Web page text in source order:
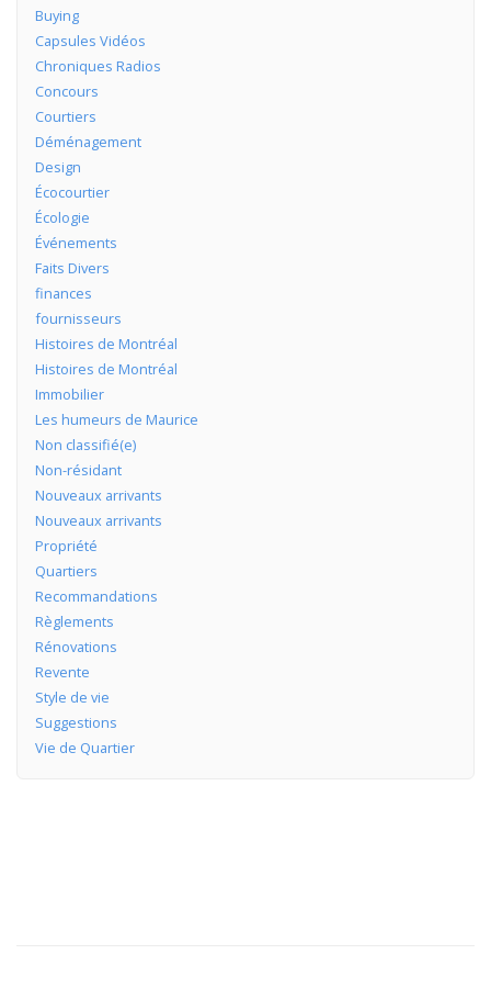
Buying
Capsules Vidéos
Chroniques Radios
Concours
Courtiers
Déménagement
Design
Écocourtier
Écologie
Événements
Faits Divers
finances
fournisseurs
Histoires de Montréal
Histoires de Montréal
Immobilier
Les humeurs de Maurice
Non classifié(e)
Non-résidant
Nouveaux arrivants
Nouveaux arrivants
Propriété
Quartiers
Recommandations
Règlements
Rénovations
Revente
Style de vie
Suggestions
Vie de Quartier